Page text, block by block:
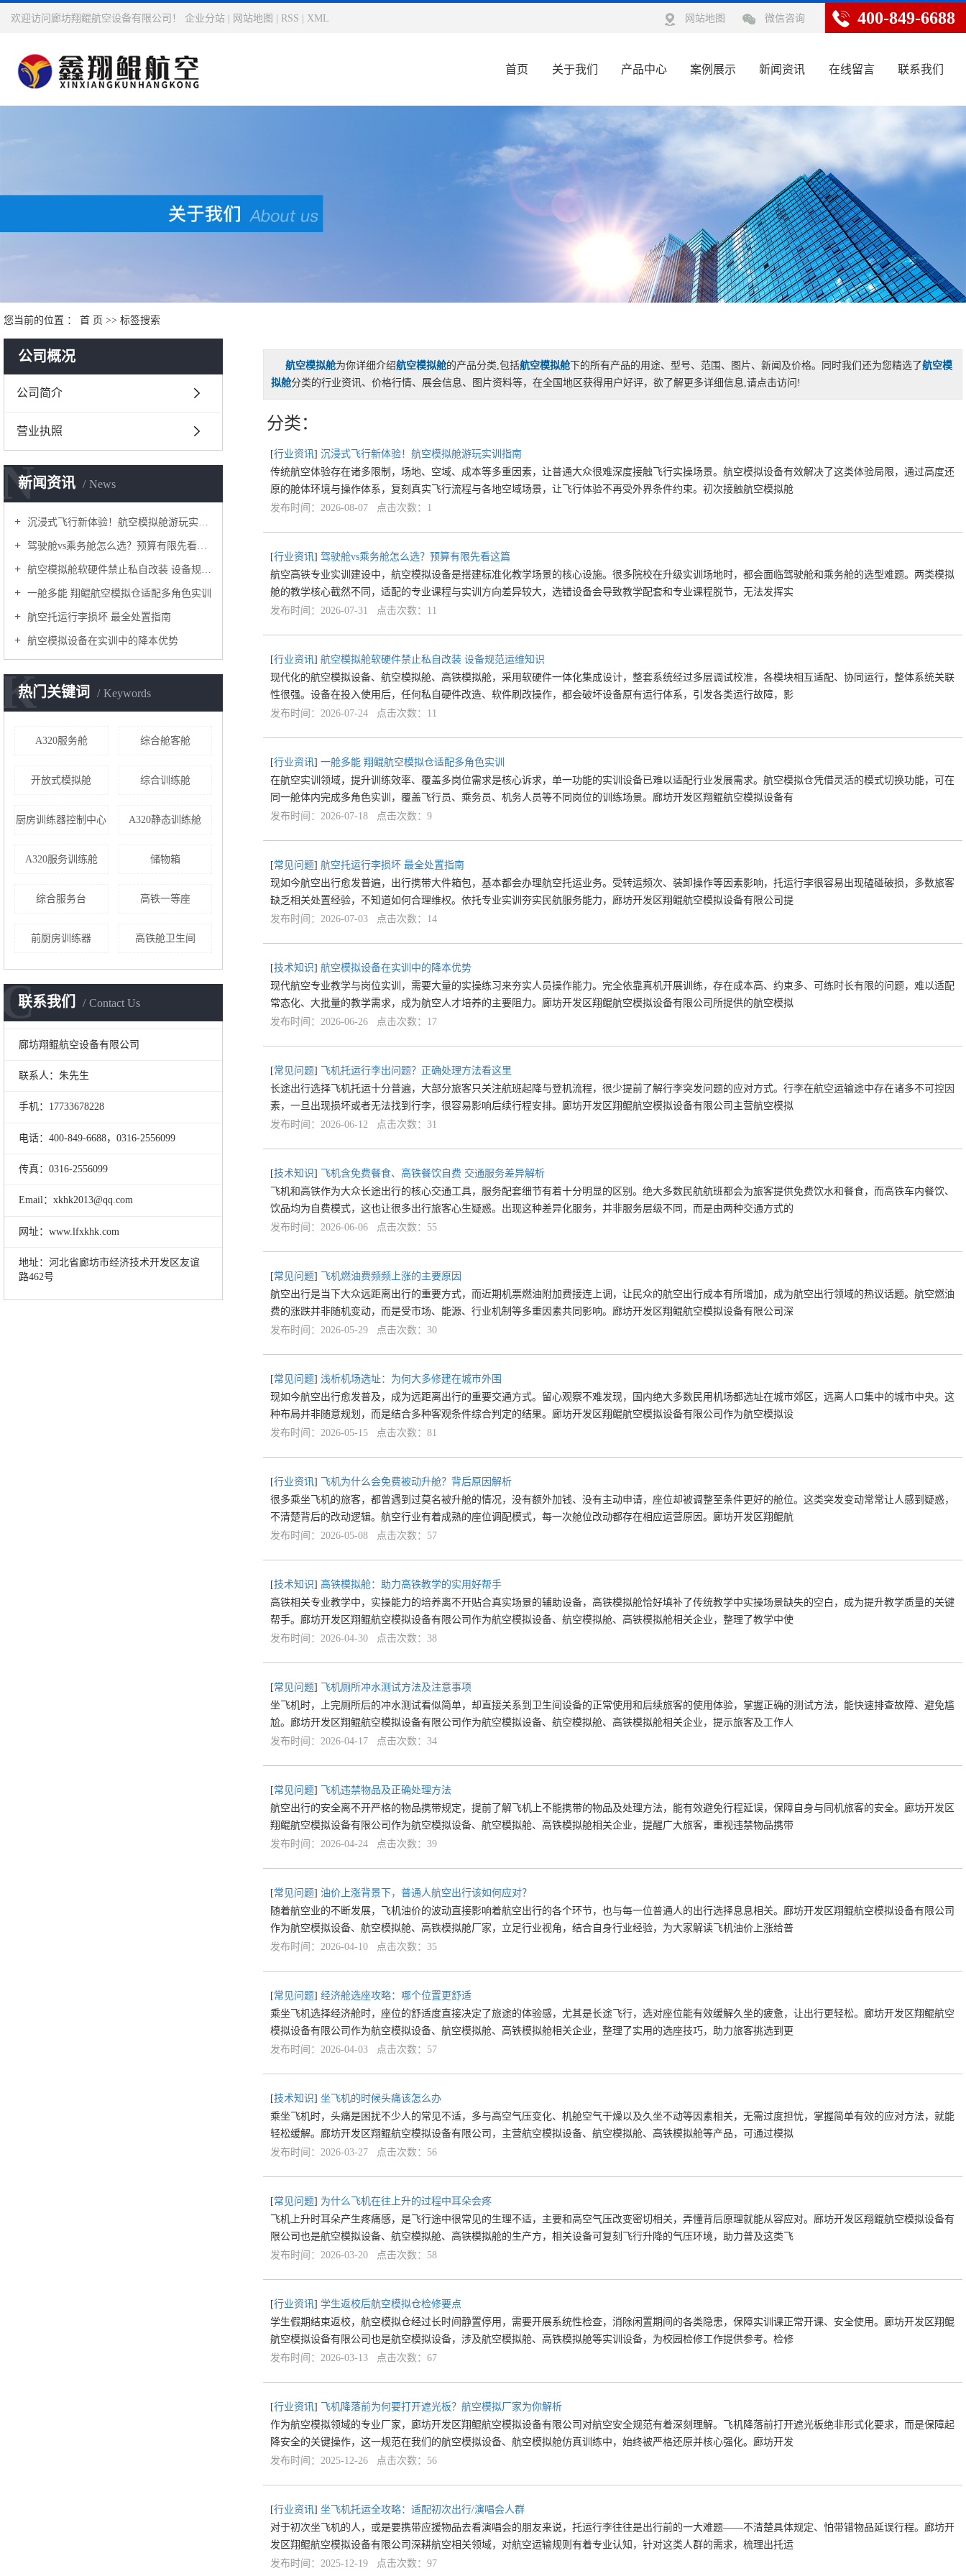
欢迎访问廊坊翔鲲航空设备有限公司！ 企业分站 网站地图 RSS XML 网站地图 微信咨询 400-849-6688
首页 关于我们 产品中心 案例展示 新闻资讯 在线留言 联系我们
您当前的位置 ： 首 页 >> 标签搜索
公司概况
公司简介
营业执照
新闻资讯 News
N
沉浸式飞行新体验！航空模拟舱游玩实训指南
驾驶舱vs乘务舱怎么选？预算有限先看这篇
航空模拟舱软硬件禁止私自改装 设备规范运维知识
一舱多能 翔鲲航空模拟仓适配多角色实训
航空托运行李损坏 最全处置指南
航空模拟设备在实训中的降本优势
热门关键词 Keywords
K
A320服务舱 综合舱客舱
开放式模拟舱 综合训练舱
厨房训练器控制中心 A320静态训练舱
A320服务训练舱 储物箱
综合服务台 高铁一等座
前厨房训练器 高铁舱卫生间
联系我们 Contact Us
C
廊坊翔鲲航空设备有限公司
联系人：朱先生
手机：17733678228
电话：400-849-6688，0316-2556099
传真：0316-2556099
Email：xkhk2013@qq.com
网址：www.lfxkhk.com
地址：河北省廊坊市经济技术开发区友谊
路462号
航空模拟舱为你详细介绍航空模拟舱的产品分类,包括航空模拟舱下的所有产品的用途、型号、范围、图片、新闻及价格。同时我们还为您精选了航空模
拟舱分类的行业资讯、价格行情、展会信息、图片资料等，在全国地区获得用户好评，欲了解更多详细信息,请点击访问!
分类：
[行业资讯] 沉浸式飞行新体验！航空模拟舱游玩实训指南
传统航空体验存在诸多限制，场地、空域、成本等多重因素，让普通大众很难深度接触飞行实操场景。航空模拟设备有效解决了这类体验局限，通过高度还
原的舱体环境与操作体系，复刻真实飞行流程与各地空域场景，让飞行体验不再受外界条件约束。初次接触航空模拟舱
发布时间：2026-08-07 点击次数：1
[行业资讯] 驾驶舱vs乘务舱怎么选？预算有限先看这篇
航空高铁专业实训建设中，航空模拟设备是搭建标准化教学场景的核心设施。很多院校在升级实训场地时，都会面临驾驶舱和乘务舱的选型难题。两类模拟
舱的教学核心截然不同，适配的专业课程与实训方向差异较大，选错设备会导致教学配套和专业课程脱节，无法发挥实
发布时间：2026-07-31 点击次数：11
[行业资讯] 航空模拟舱软硬件禁止私自改装 设备规范运维知识
现代化的航空模拟设备、航空模拟舱、高铁模拟舱，采用软硬件一体化集成设计，整套系统经过多层调试校准，各模块相互适配、协同运行，整体系统关联
性很强。设备在投入使用后，任何私自硬件改造、软件刷改操作，都会破坏设备原有运行体系，引发各类运行故障，影
发布时间：2026-07-24 点击次数：11
[行业资讯] 一舱多能 翔鲲航空模拟仓适配多角色实训
在航空实训领域，提升训练效率、覆盖多岗位需求是核心诉求，单一功能的实训设备已难以适配行业发展需求。航空模拟仓凭借灵活的模式切换功能，可在
同一舱体内完成多角色实训，覆盖飞行员、乘务员、机务人员等不同岗位的训练场景。廊坊开发区翔鲲航空模拟设备有
发布时间：2026-07-18 点击次数：9
[常见问题] 航空托运行李损坏 最全处置指南
现如今航空出行愈发普遍，出行携带大件箱包，基本都会办理航空托运业务。受转运频次、装卸操作等因素影响，托运行李很容易出现磕碰破损，多数旅客
缺乏相关处置经验，不知道如何合理维权。依托专业实训夯实民航服务能力，廊坊开发区翔鲲航空模拟设备有限公司提
发布时间：2026-07-03 点击次数：14
[技术知识] 航空模拟设备在实训中的降本优势
现代航空专业教学与岗位实训，需要大量的实操练习来夯实人员操作能力。完全依靠真机开展训练，存在成本高、约束多、可练时长有限的问题，难以适配
常态化、大批量的教学需求，成为航空人才培养的主要阻力。廊坊开发区翔鲲航空模拟设备有限公司所提供的航空模拟
发布时间：2026-06-26 点击次数：17
[常见问题]
飞机托运行李出问题？正确处理方法看这里
长途出行选择飞机托运十分普遍，大部分旅客只关注航班起降与登机流程，很少提前了解行李突发问题的应对方式。行李在航空运输途中存在诸多不可控因
素，一旦出现损坏或者无法找到行李，很容易影响后续行程安排。廊坊开发区翔鲲航空模拟设备有限公司主营航空模拟
发布时间：2026-06-12 点击次数：31
[技术知识]
飞机含免费餐食、高铁餐饮自费 交通服务差异解析
飞机和高铁作为大众长途出行的核心交通工具，服务配套细节有着十分明显的区别。绝大多数民航航班都会为旅客提供免费饮水和餐食，而高铁车内餐饮、
饮品均为自费模式，这也让很多出行旅客心生疑惑。出现这种差异化服务，并非服务层级不同，而是由两种交通方式的
发布时间：2026-06-06 点击次数：55
[常见问题]
飞机燃油费频频上涨的主要原因
航空出行是当下大众远距离出行的重要方式，而近期机票燃油附加费接连上调，让民众的航空出行成本有所增加，成为航空出行领域的热议话题。航空燃油
费的涨跌并非随机变动，而是受市场、能源、行业机制等多重因素共同影响。廊坊开发区翔鲲航空模拟设备有限公司深
发布时间：2026-05-29 点击次数：30
[常见问题] 浅析机场选址：为何大多修建在城市外围
现如今航空出行愈发普及，成为远距离出行的重要交通方式。留心观察不难发现，国内绝大多数民用机场都选址在城市郊区，远离人口集中的城市中央。这
种布局并非随意规划，而是结合多种客观条件综合判定的结果。廊坊开发区翔鲲航空模拟设备有限公司作为航空模拟设
发布时间：2026-05-15 点击次数：81
[行业资讯]
飞机为什么会免费被动升舱？背后原因解析
很多乘坐飞机的旅客，都曾遇到过莫名被升舱的情况，没有额外加钱、没有主动申请，座位却被调整至条件更好的舱位。这类突发变动常常让人感到疑惑，
不清楚背后的改动逻辑。航空行业有着成熟的座位调配模式，每一次舱位改动都存在相应运营原因。廊坊开发区翔鲲航
发布时间：2026-05-08 点击次数：57
[技术知识] 高铁模拟舱：助力高铁教学的实用好帮手
高铁相关专业教学中，实操能力的培养离不开贴合真实场景的辅助设备，高铁模拟舱恰好填补了传统教学中实操场景缺失的空白，成为提升教学质量的关键
帮手。廊坊开发区翔鲲航空模拟设备有限公司作为航空模拟设备、航空模拟舱、高铁模拟舱相关企业，整理了教学中使
发布时间：2026-04-30 点击次数：38
[常见问题]
飞机厕所冲水测试方法及注意事项
坐飞机时，上完厕所后的冲水测试看似简单，却直接关系到卫生间设备的正常使用和后续旅客的使用体验，掌握正确的测试方法，能快速排查故障、避免尴
尬。廊坊开发区翔鲲航空模拟设备有限公司作为航空模拟设备、航空模拟舱、高铁模拟舱相关企业，提示旅客及工作人
发布时间：2026-04-17 点击次数：34
[常见问题]
飞机违禁物品及正确处理方法
航空出行的安全离不开严格的物品携带规定，提前了解飞机上不能携带的物品及处理方法，能有效避免行程延误，保障自身与同机旅客的安全。廊坊开发区
翔鲲航空模拟设备有限公司作为航空模拟设备、航空模拟舱、高铁模拟舱相关企业，提醒广大旅客，重视违禁物品携带
发布时间：2026-04-24 点击次数：39
[常见问题] 油价上涨背景下，普通人航空出行该如何应对？
随着航空业的不断发展，飞机油价的波动直接影响着航空出行的各个环节，也与每一位普通人的出行选择息息相关。廊坊开发区翔鲲航空模拟设备有限公司
作为航空模拟设备、航空模拟舱、高铁模拟舱厂家，立足行业视角，结合自身行业经验，为大家解读飞机油价上涨给普
发布时间：2026-04-10 点击次数：35
[常见问题] 经济舱选座攻略：哪个位置更舒适
乘坐飞机选择经济舱时，座位的舒适度直接决定了旅途的体验感，尤其是长途飞行，选对座位能有效缓解久坐的疲惫，让出行更轻松。廊坊开发区翔鲲航空
模拟设备有限公司作为航空模拟设备、航空模拟舱、高铁模拟舱相关企业，整理了实用的选座技巧，助力旅客挑选到更
发布时间：2026-04-03 点击次数：57
[技术知识] 坐飞机的时候头痛该怎么办
乘坐飞机时，头痛是困扰不少人的常见不适，多与高空气压变化、机舱空气干燥以及久坐不动等因素相关，无需过度担忧，掌握简单有效的应对方法，就能
轻松缓解。廊坊开发区翔鲲航空模拟设备有限公司，主营航空模拟设备、航空模拟舱、高铁模拟舱等产品，可通过模拟
发布时间：2026-03-27 点击次数：56
[常见问题] 为什么飞机在往上升的过程中耳朵会疼
飞机上升时耳朵产生疼痛感，是飞行途中很常见的生理不适，主要和高空气压改变密切相关，弄懂背后原理就能从容应对。廊坊开发区翔鲲航空模拟设备有
限公司也是航空模拟设备、航空模拟舱、高铁模拟舱的生产方，相关设备可复刻飞行升降的气压环境，助力普及这类飞
发布时间：2026-03-20 点击次数：58
[行业资讯] 学生返校后航空模拟仓检修要点
学生假期结束返校，航空模拟仓经过长时间静置停用，需要开展系统性检查，消除闲置期间的各类隐患，保障实训课正常开课、安全使用。廊坊开发区翔鲲
航空模拟设备有限公司也是航空模拟设备，涉及航空模拟舱、高铁模拟舱等实训设备，为校园检修工作提供参考。检修
发布时间：2026-03-13 点击次数：67
[行业资讯]
飞机降落前为何要打开遮光板？航空模拟厂家为你解析
作为航空模拟领域的专业厂家，廊坊开发区翔鲲航空模拟设备有限公司对航空安全规范有着深刻理解。飞机降落前打开遮光板绝非形式化要求，而是保障起
降安全的关键操作，这一规范在我们的航空模拟设备、航空模拟舱仿真训练中，始终被严格还原并核心强化。廊坊开发
发布时间：2025-12-26 点击次数：56
[行业资讯] 坐飞机托运全攻略：适配初次出行/演唱会人群
对于初次坐飞机的人，或是要携带应援物品去看演唱会的朋友来说，托运行李往往是出行前的一大难题——不清楚具体规定、怕带错物品延误行程。廊坊开
发区翔鲲航空模拟设备有限公司深耕航空相关领域，对航空运输规则有着专业认知，针对这类人群的需求，梳理出托运
发布时间：2025-12-19 点击次数：97